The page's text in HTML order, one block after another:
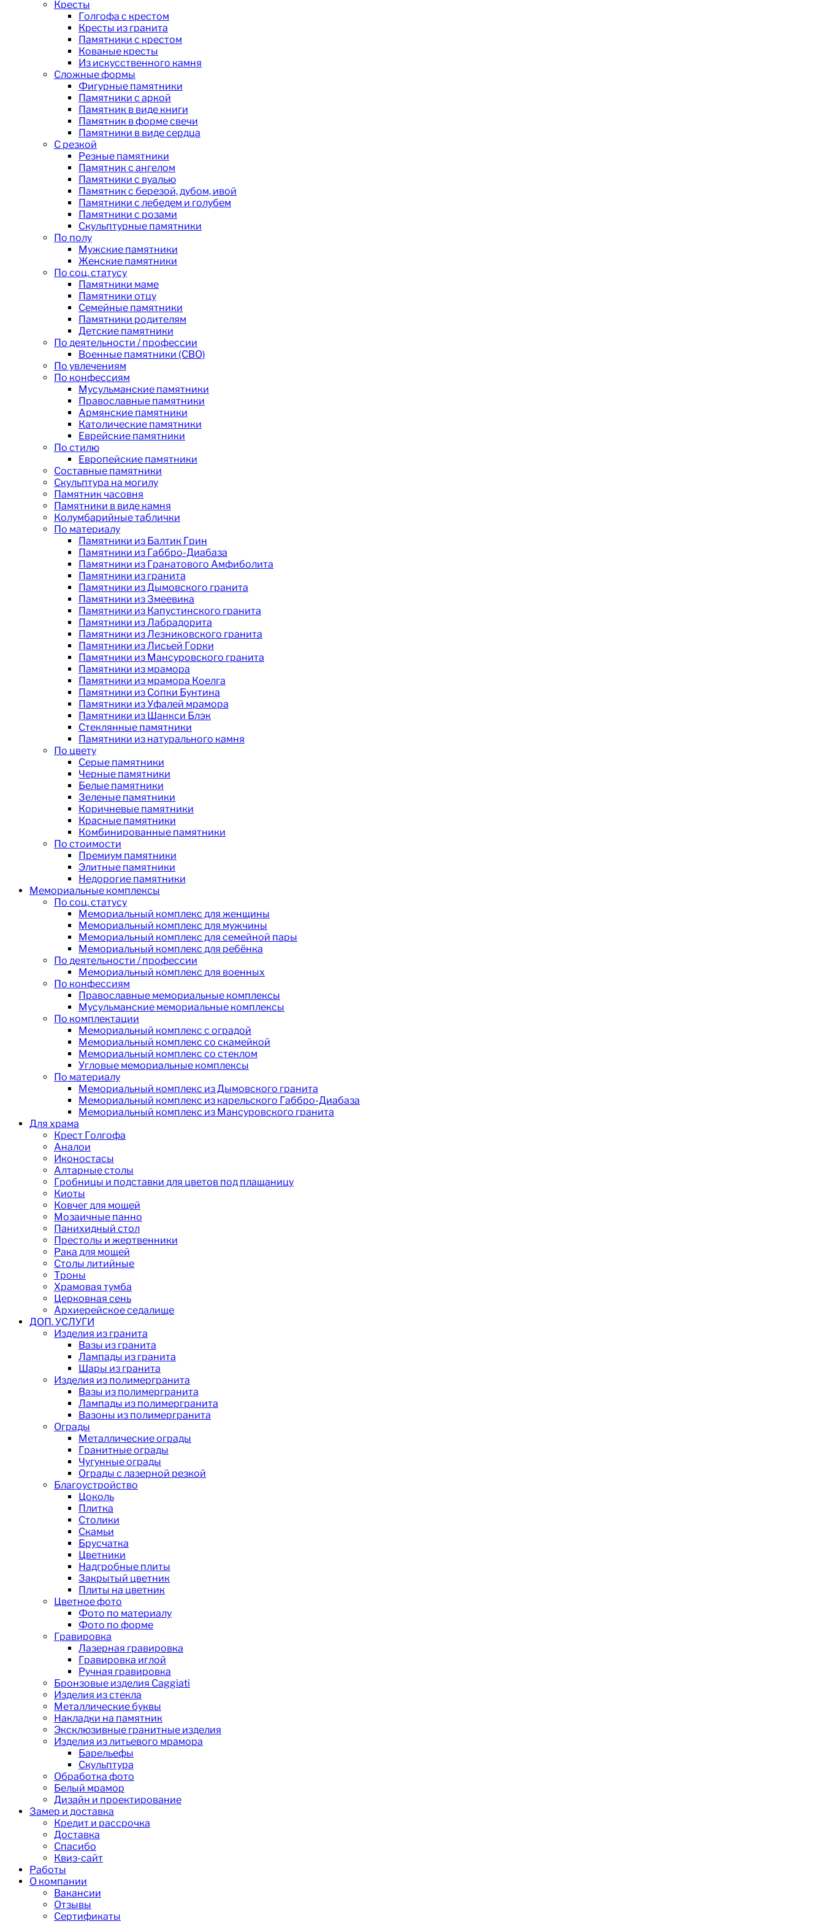
Кресты
Голгофа с крестом
Кресты из гранита
Памятники с крестом
Кованые кресты
Из искусственного камня
Сложные формы
Фигурные памятники
Памятники с аркой
Памятник в виде книги
Памятник в форме свечи
Памятники в виде сердца
С резкой
Резные памятники
Памятник с ангелом
Памятники с вуалью
Памятник с березой, дубом, ивой
Памятники с лебедем и голубем
Памятники с розами
Скульптурные памятники
По полу
Мужские памятники
Женские памятники
По соц. статусу
Памятники маме
Памятники отцу
Семейные памятники
Памятники родителям
Детские памятники
По деятельности / профессии
Военные памятники (СВО)
По увлечениям
По конфессиям
Мусульманские памятники
Православные памятники
Армянские памятники
Католические памятники
Еврейские памятники
По стилю
Европейские памятники
Составные памятники
Скульптура на могилу
Памятник часовня
Памятники в виде камня
Колумбарийные таблички
По материалу
Памятники из Балтик Грин
Памятники из Габбро-Диабаза
Памятники из Гранатового Амфиболита
Памятники из гранита
Памятники из Дымовского гранита
Памятники из Змеевика
Памятники из Капустинского гранита
Памятники из Лабрадорита
Памятники из Лезниковского гранита
Памятники из Лисьей Горки
Памятники из Мансуровского гранита
Памятники из мрамора
Памятники из мрамора Коелга
Памятники из Сопки Бунтина
Памятники из Уфалей мрамора
Памятники из Шанкси Блэк
Стеклянные памятники
Памятники из натурального камня
По цвету
Серые памятники
Черные памятники
Белые памятники
Зеленые памятники
Коричневые памятники
Красные памятники
Комбинированные памятники
По стоимости
Премиум памятники
Элитные памятники
Недорогие памятники
Мемориальные комплексы
По соц. статусу
Мемориальный комплекс для женщины
Мемориальный комплекс для мужчины
Мемориальный комплекс для семейной пары
Мемориальный комплекс для ребёнка
По деятельности / профессии
Мемориальный комплекс для военных
По конфессиям
Православные мемориальные комплексы
Мусульманские мемориальные комплексы
По комплектации
Мемориальный комплекс с оградой
Мемориальный комплекс со скамейкой
Мемориальный комплекс со стеклом
Угловые мемориальные комплексы
По материалу
Мемориальный комплекс из Дымовского гранита
Мемориальный комплекс из карельского Габбро-Диабаза
Мемориальный комплекс из Мансуровского гранита
Для храма
Крест Голгофа
Аналои
Иконостасы
Алтарные столы
Гробницы и подставки для цветов под плащаницу
Киоты
Ковчег для мощей
Мозаичные панно
Панихидный стол
Престолы и жертвенники
Рака для мощей
Столы литийные
Троны
Храмовая тумба
Церковная сень
Архиерейское седалище
ДОП. УСЛУГИ
Изделия из гранита
Вазы из гранита
Лампады из гранита
Шары из гранита
Изделия из полимергранита
Вазы из полимергранита
Лампады из полимергранита
Вазоны из полимергранита
Ограды
Металлические ограды
Гранитные ограды
Чугунные ограды
Ограды с лазерной резкой
Благоустройство
Цоколь
Плитка
Столики
Скамьи
Брусчатка
Цветники
Надгробные плиты
Закрытый цветник
Плиты на цветник
Цветное фото
Фото по материалу
Фото по форме
Гравировка
Лазерная гравировка
Гравировка иглой
Ручная гравировка
Бронзовые изделия Caggiati
Изделия из стекла
Металлические буквы
Накладки на памятник
Эксклюзивные гранитные изделия
Изделия из литьевого мрамора
Барельефы
Скульптура
Обработка фото
Белый мрамор
Дизайн и проектирование
Замер и доставка
Кредит и рассрочка
Доставка
Спасибо
Квиз-сайт
Работы
О компании
Вакансии
Отзывы
Сертификаты